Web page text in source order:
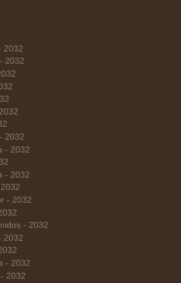
2032
2032
2032
- 2032
- 2032
- 2032
- 2032
2032
- 2032
2032